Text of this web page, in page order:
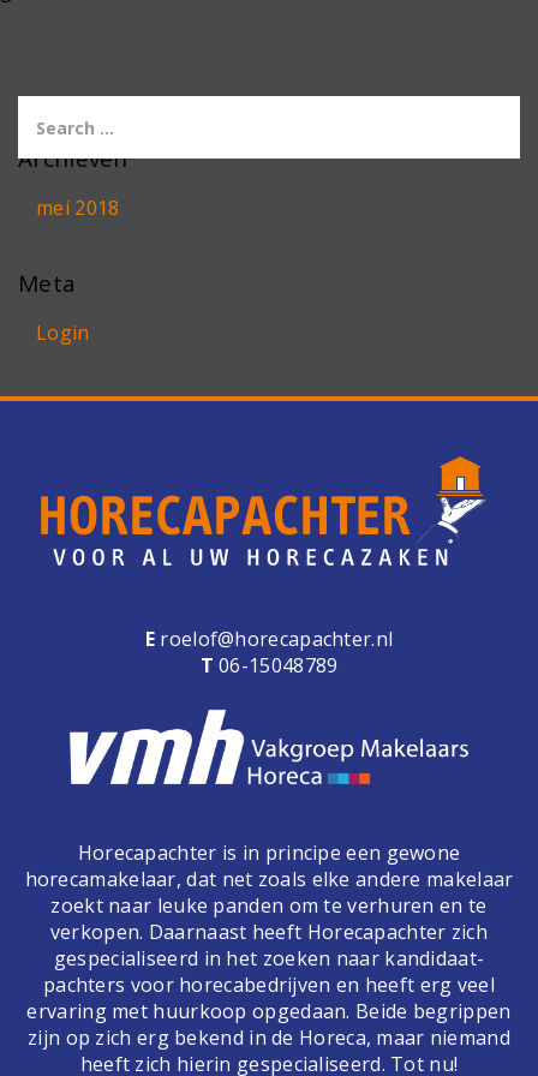
Archieven
mei 2018
Meta
Login
E roelof@horecapachter.nl
T 06-15048789
Horecapachter is in principe een gewone
horecamakelaar, dat net zoals elke andere makelaar
zoekt naar leuke panden om te verhuren en te
verkopen. Daarnaast heeft Horecapachter zich
gespecialiseerd in het zoeken naar kandidaat-
pachters voor horecabedrijven en heeft erg veel
ervaring met huurkoop opgedaan. Beide begrippen
zijn op zich erg bekend in de Horeca, maar niemand
heeft zich hierin gespecialiseerd. Tot nu!